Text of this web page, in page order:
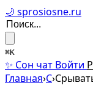
🌙 sprosiosne.ru
⌘K
✨ Сон чат Войти
Главная›С›